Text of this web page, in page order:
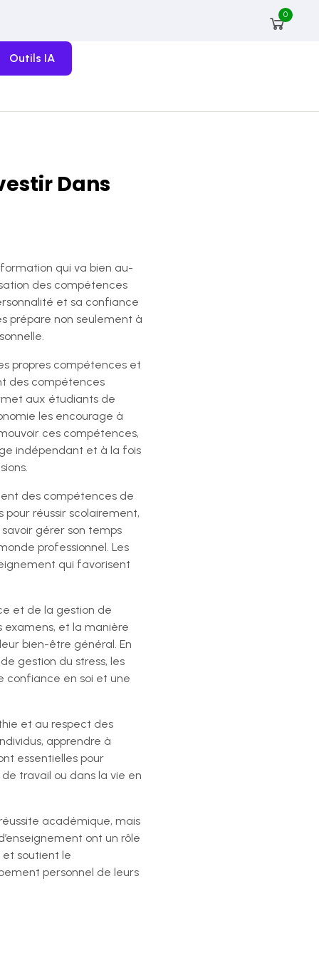
0
Outils IA
Dans
qui va bien au-
des compétences
et sa confiance
prépare non seulement à
propres compétences et
des compétences
aux étudiants de
les encourage à
ces compétences,
indépendant et à la fois
des compétences de
pour réussir scolairement,
gérer son temps
professionnel. Les
qui favorisent
et de la gestion de
examens, et la manière
bien-être général. En
gestion du stress, les
confiance en soi et une
et au respect des
apprendre à
essentielles pour
travail ou dans la vie en
académique, mais
ont un rôle
soutient le
personnel de leurs